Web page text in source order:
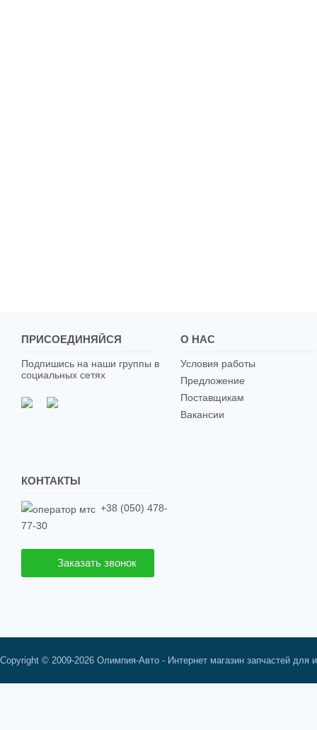
ПРИСОЕДИНЯЙСЯ
Подпишись на наши группы в
социальных сетях
О НАС
Условия работы
Предложение
Поставщикам
Вакансии
КОНТАКТЫ
+38 (050) 478-
77-30
Заказать звонок
Copyright © 2009-2026 Олимпия-Авто - Интернет магазин запчастей для